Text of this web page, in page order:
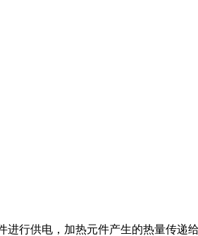
进行供电，加热元件产生的热量传